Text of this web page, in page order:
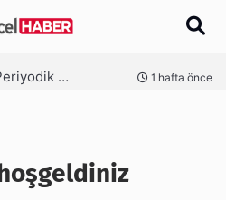
Su Arıtma Sistemlerinde Periyodik Bakım Neden Kritik? 1 hafta önce